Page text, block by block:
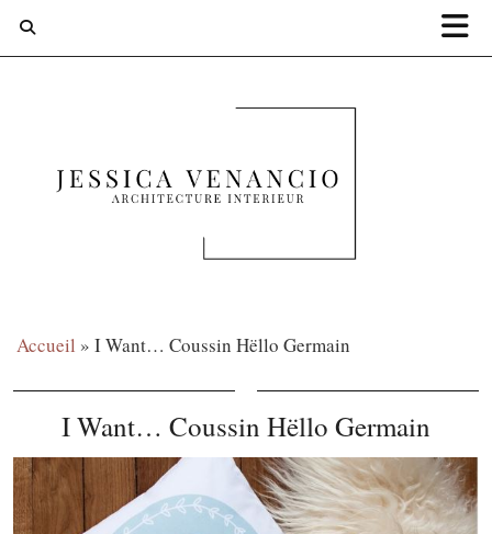
Accueil » I Want… Coussin Hëllo Germain
I Want… Coussin Hëllo Germain